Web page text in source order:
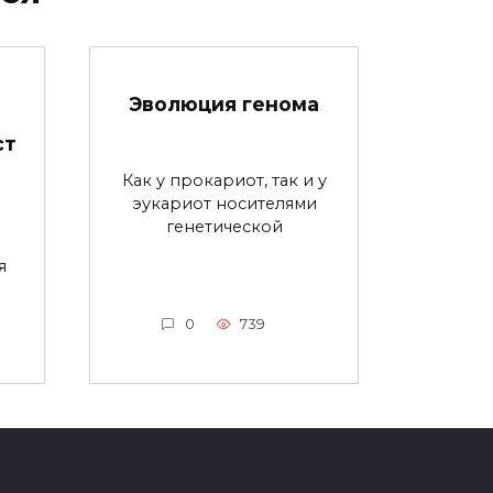
Эволюция генома
Как у прокариот, так и у
эукариот носителями
генетической
0 739